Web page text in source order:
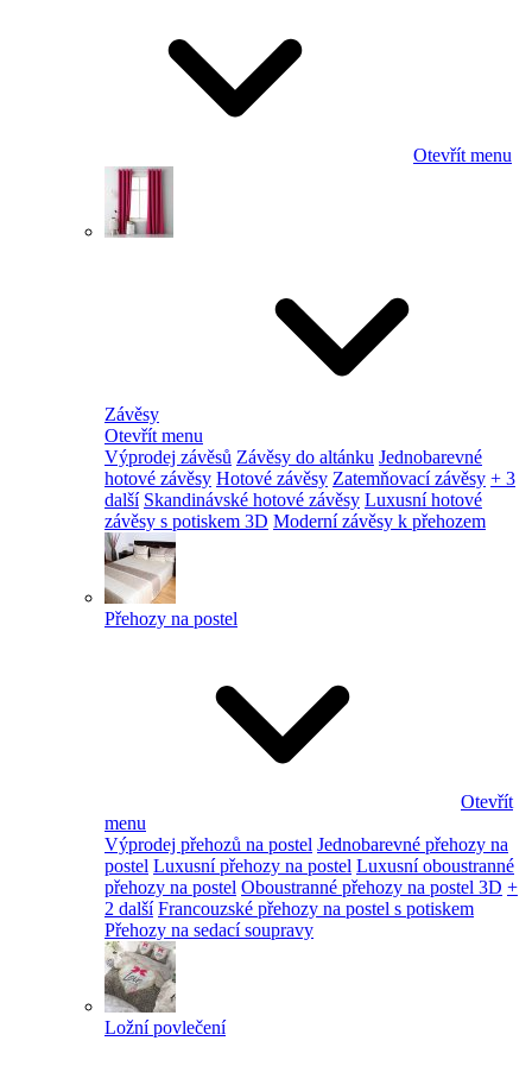
Otevřít menu
Závěsy
Otevřít menu
Výprodej závěsů Závěsy do altánku Jednobarevné
hotové závěsy Hotové závěsy Zatemňovací závěsy + 3
další Skandinávské hotové závěsy Luxusní hotové
závěsy s potiskem 3D Moderní závěsy k přehozem
Přehozy na postel
Otevřít
menu
Výprodej přehozů na postel Jednobarevné přehozy na
postel Luxusní přehozy na postel Luxusní oboustranné
přehozy na postel Oboustranné přehozy na postel 3D +
2 další Francouzské přehozy na postel s potiskem
Přehozy na sedací soupravy
Ložní povlečení